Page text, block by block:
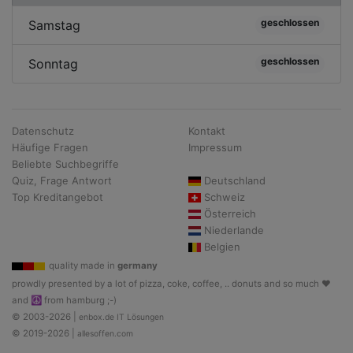
Samstag geschlossen
Sonntag geschlossen
Datenschutz
Häufige Fragen
Beliebte Suchbegriffe
Quiz, Frage Antwort
Top Kreditangebot
Kontakt
Impressum
Deutschland
Schweiz
Österreich
Niederlande
Belgien
quality made in germany
prowdly presented by a lot of pizza, coke, coffee, .. donuts and so much ♥
and ☮ from hamburg ;-)
© 2003-2026 | enbox.de IT Lösungen
© 2019-2026 | allesoffen.com